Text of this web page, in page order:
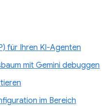
für Ihren KI-Agenten
mit Gemini debuggen
im Bereich